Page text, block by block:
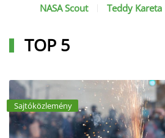
NASA Scout
Teddy Kareta
TOP 5
Sajtóközlemény